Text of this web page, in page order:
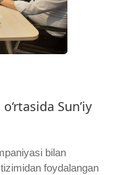
Sunʼiy
bilan
foydalangan